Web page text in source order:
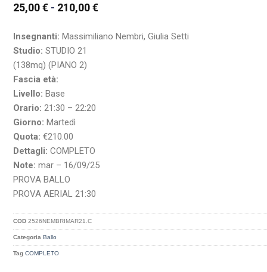
25,00€ - 210,00€
Insegnanti: Massimiliano Nembri, Giulia Setti
Studio: STUDIO 21
(138mq) (PIANO 2)
Fascia età:
Livello: Base
Orario: 21:30 – 22:20
Giorno: Martedì
Quota: €210.00
Dettagli: COMPLETO
Note: mar – 16/09/25
PROVA BALLO
PROVA AERIAL 21:30
COD2526NEMBRIMAR21.C
Categoria Ballo
Tag COMPLETO